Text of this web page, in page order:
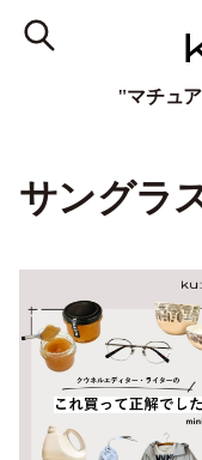
"マチュ
サングラ